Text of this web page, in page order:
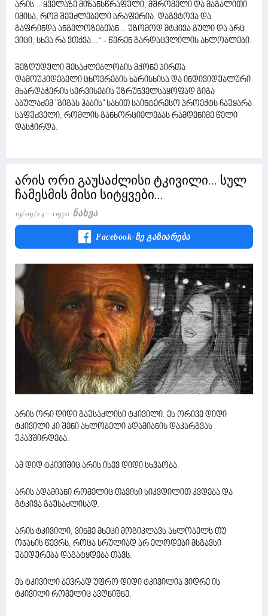
არის... ყველაზე მიზანსწრაფული, მშრომელი და მაგალითი
იმისა, რომ შეუძლებელი არაფერია. დაგვტოვა და
გაფრინდა ანგელოზებთან... უზომოდ მტკივა გული და არც
ვიცი, სხვა რა ვთქვა...“ - წერენ გარდაცვლილის ახლობლები.
შეზღუდული შესაძლებლობის მქონე პირთა
დამოუკიდებელი ცხოვრების ხარისხისა და ინდივიდუალური
მხარდაჭერის სერვისების უზრუნველსაყოფად გიგა
აბულაძემ "გიგას ჰაბის" სახით საინტერესო პროექტს ჩაუყარა
საფუძველი, რომლის განხორციელებას რამდენიმე წელი
დასჭირდა.
არის ორი გაუსაძლისი ტკივილი... სულ
ჩამესმის მისი სიტყვები...
19/09/24 11970 Ნახვა
Facebook-Ზე Გაზიარება
არის ორი დიდი გაუსაძლისი ტკივილი. ეს ორივე დიდი
ტკივილი კი შენი ახლობელი ადამიანის დაკარგვას
უკავშირდება.
ამ დიდ ტკივიშიც არის ისევ დიდი სხვაობა.
არის ადამიანი რომელიც თავისი სიკვდილით კვდება და
გტკივა გაუსაძლისად.
არის ტკივილი, ვინმე მხეცი მოგიკლავს ახლობელს თუ
ოჯახის წევრს, როცა სრულიად არ ელოდები მსგავსი
უბედურება დაგატყდება თავს.
ეს ტკივილი ბევრად უფრო დიდი ტკივილია ვიდრე ის
ტკივილი რომელიც ავღნიშნე.